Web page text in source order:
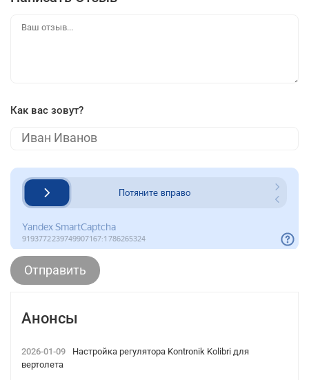
Как вас зовут?
Анонсы
2026-01-09
Настройка регулятора Kontronik Kolibri для
вертолета